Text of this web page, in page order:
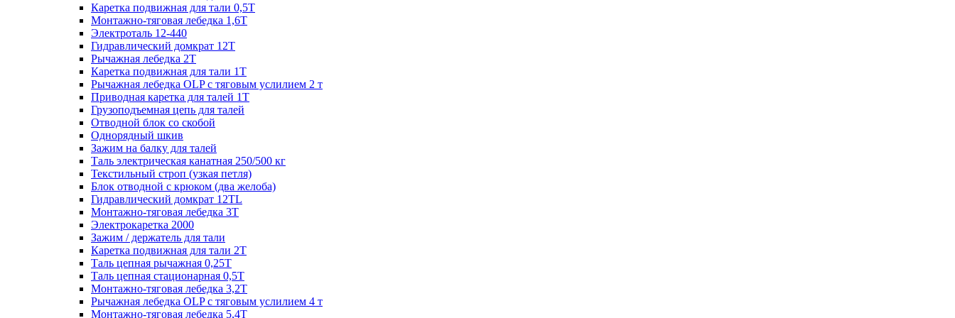
Каретка подвижная для тали 0,5Т
Монтажно-тяговая лебедка 1,6Т
Электроталь 12-440
Гидравлический домкрат 12Т
Рычажная лебедка 2Т
Каретка подвижная для тали 1Т
Рычажная лебедка OLP с тяговым услилием 2 т
Приводная каретка для талей 1Т
Грузоподъемная цепь для талей
Отводной блок со скобой
Однорядный шкив
Зажим на балку для талей
Таль электрическая канатная 250/500 кг
Текстильный строп (узкая петля)
Блок отводной с крюком (два желоба)
Гидравлический домкрат 12TL
Монтажно-тяговая лебедка 3Т
Электрокаретка 2000
Зажим / держатель для тали
Каретка подвижная для тали 2Т
Таль цепная рычажная 0,25Т
Таль цепная стационарная 0,5Т
Монтажно-тяговая лебедка 3,2Т
Рычажная лебедка OLP с тяговым услилием 4 т
Монтажно-тяговая лебедка 5,4Т